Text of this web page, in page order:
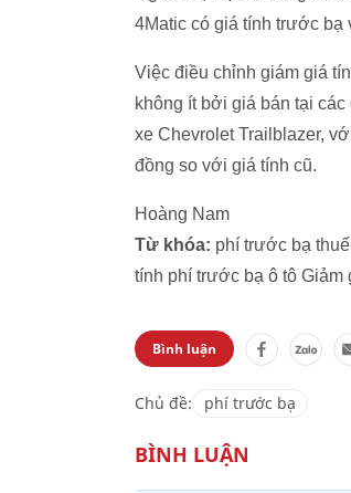
4Matic có giá tính trước bạ
Việc điều chỉnh giám giá
không ít bởi giá bán tại
xe Chevrolet Trailblazer,
đồng so với giá tính cũ.
Hoàng Nam
Từ khóa: phí trước bạ
tính phí trước bạ ô tô
Bình luận
Chủ đề: phí trước bạ